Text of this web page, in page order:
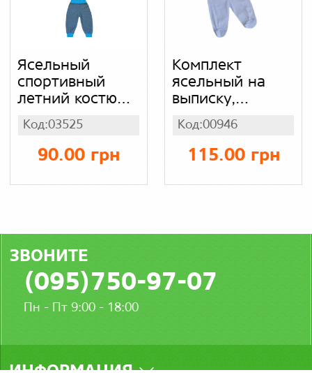
Ясельный
спортивный
летний костюм,
кулир
Код:03525
90.00 грн
Комплект
ясельный на
выписку,
интерлок
Код:00946
115.00 грн
ЗВОНИТЕ
(095)750-97-07
Пн - Пт 9:00 - 18:00
ИНФОРМАЦИЯ